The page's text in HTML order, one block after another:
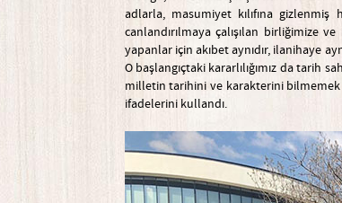
adlarla, masumiyet kılıfına
canlandırılmaya çalışılan birliğimize
yapanlar için akıbet aynıdır, ilanihaye
O başlangıçtaki kararlılığımız da
milletin tarihini ve karakterini bilmemek
ifadelerini kullandı.